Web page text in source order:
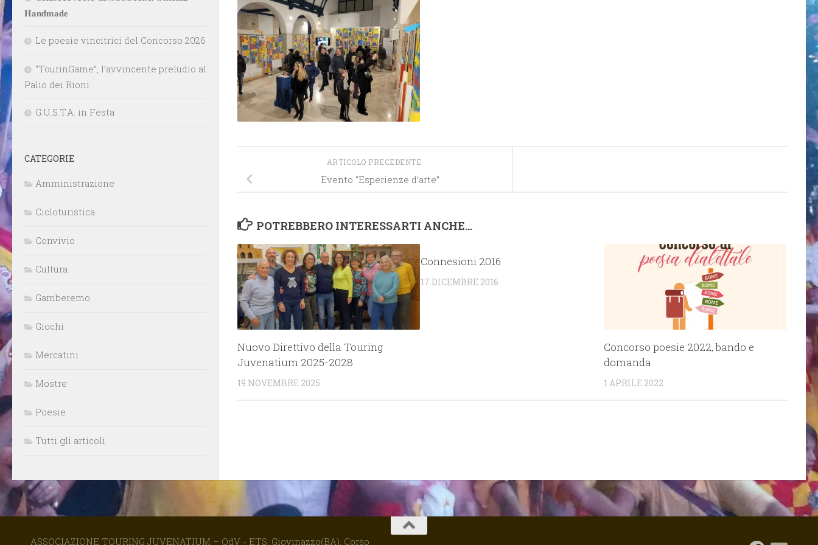
ARTICOLO PRECEDENTE
Evento “Esperienze d’arte”
POTREBBERO INTERESSARTI ANCHE...
Nuovo Direttivo della Touring
Juvenatium 2025-2028
19 NOVEMBRE 2025
Connesioni 2016
17 DICEMBRE 2016
Concorso poesie 2022, bando e
domanda
1 APRILE 2022
𝐇𝐚𝐧𝐝𝐦𝐚𝐝𝐞
Le poesie vincitrici del Concorso 2026
“TourinGame”, l’avvincente preludio al
Palio dei Rioni
G.U.S.T.A. in Festa
CATEGORIE
Amministrazione
Cicloturistica
Convivio
Cultura
Gamberemo
Giochi
Mercatini
Mostre
Poesie
Tutti gli articoli
ASSOCIAZIONE TOURING JUVENATIUM – OdV - ETS; Giovinazzo(BA), Corso